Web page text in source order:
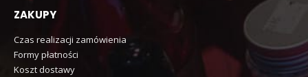
ZAKUPY
Czas realizacji zamówienia
Formy płatności
Koszt dostawy